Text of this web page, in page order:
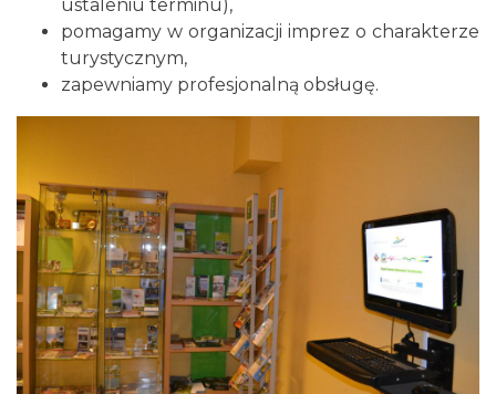
ustaleniu terminu),
pomagamy w organizacji imprez o charakterze
turystycznym,
zapewniamy profesjonalną obsługę.